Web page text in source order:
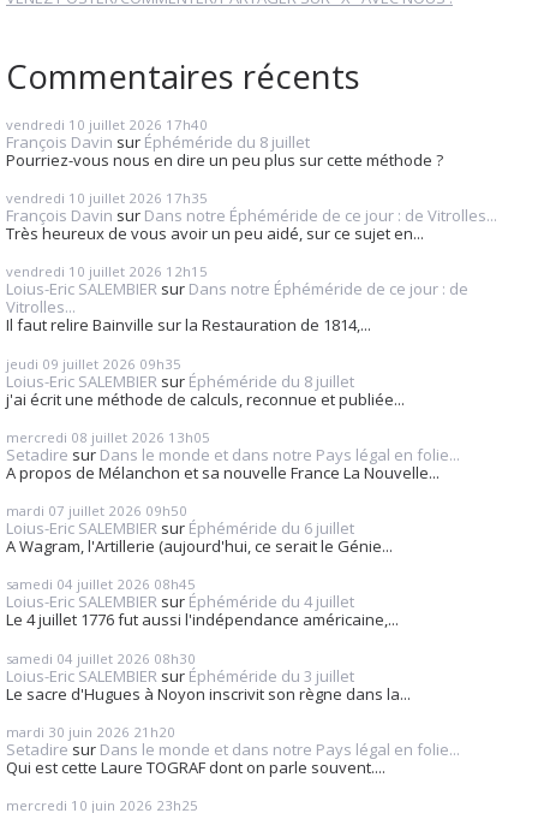
Commentaires récents
vendredi 10 juillet 2026 17h40
François Davin sur Éphéméride du 8 juillet
Pourriez-vous nous en dire un peu plus sur cette méthode ?
vendredi 10 juillet 2026 17h35
François Davin sur Dans notre Éphéméride de ce jour : de Vitrolles...
Très heureux de vous avoir un peu aidé, sur ce sujet en...
vendredi 10 juillet 2026 12h15
Loius-Eric SALEMBIER sur Dans notre Éphéméride de ce jour : de
Vitrolles...
Il faut relire Bainville sur la Restauration de 1814,...
jeudi 09 juillet 2026 09h35
Loius-Eric SALEMBIER sur Éphéméride du 8 juillet
j'ai écrit une méthode de calculs, reconnue et publiée...
mercredi 08 juillet 2026 13h05
Setadire sur Dans le monde et dans notre Pays légal en folie...
A propos de Mélanchon et sa nouvelle France La Nouvelle...
mardi 07 juillet 2026 09h50
Loius-Eric SALEMBIER sur Éphéméride du 6 juillet
A Wagram, l'Artillerie (aujourd'hui, ce serait le Génie...
samedi 04 juillet 2026 08h45
Loius-Eric SALEMBIER sur Éphéméride du 4 juillet
Le 4 juillet 1776 fut aussi l'indépendance américaine,...
samedi 04 juillet 2026 08h30
Loius-Eric SALEMBIER sur Éphéméride du 3 juillet
Le sacre d'Hugues à Noyon inscrivit son règne dans la...
mardi 30 juin 2026 21h20
Setadire sur Dans le monde et dans notre Pays légal en folie...
Qui est cette Laure TOGRAF dont on parle souvent....
mercredi 10 juin 2026 23h25